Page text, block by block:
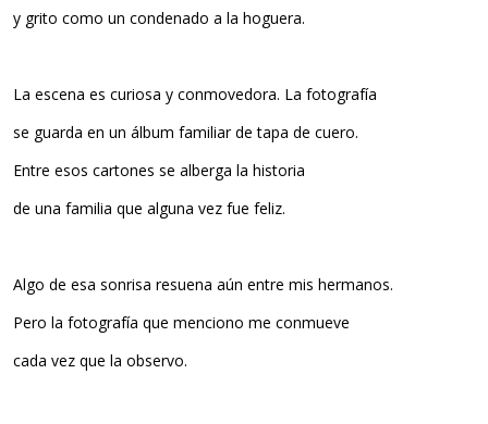
y grito como un condenado a la hoguera.
La escena es curiosa y conmovedora. La fotografía
se guarda en un álbum familiar de tapa de cuero.
Entre esos cartones se alberga la historia
de una familia que alguna vez fue feliz.
Algo de esa sonrisa resuena aún entre mis hermanos.
Pero la fotografía que menciono me conmueve
cada vez que la observo.